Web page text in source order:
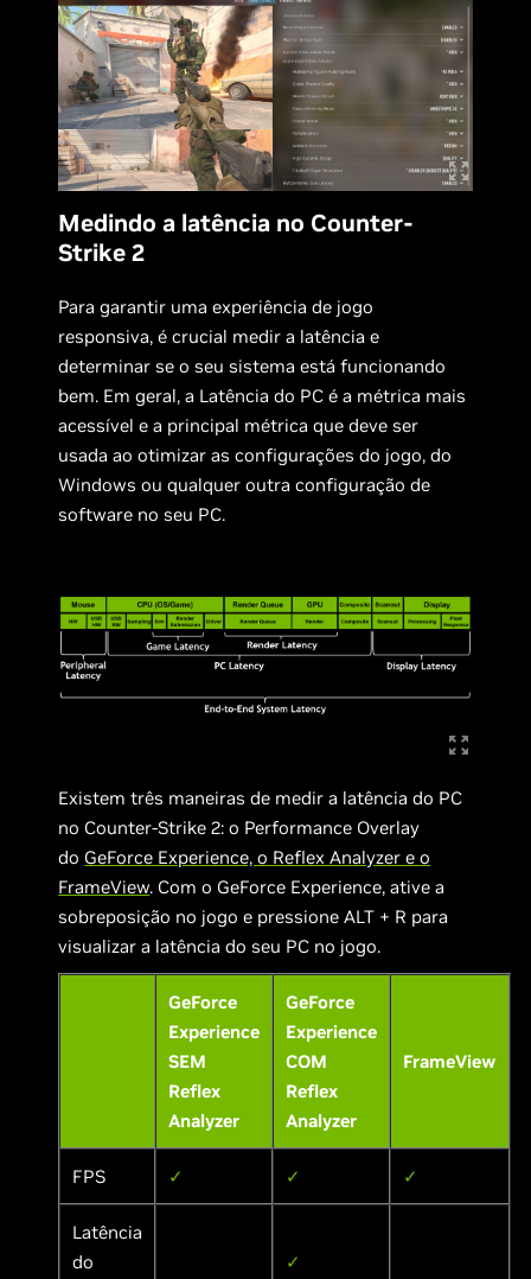
Medindo a latência no Counter-
Strike 2
Para garantir uma experiência de jogo
responsiva, é crucial medir a latência e
determinar se o seu sistema está funcionando
bem. Em geral, a Latência do PC é a métrica mais
acessível e a principal métrica que deve ser
usada ao otimizar as configurações do jogo, do
Windows ou qualquer outra configuração de
software no seu PC.
Existem três maneiras de medir a latência do PC
no Counter-Strike 2: o Performance Overlay
do GeForce Experience, o Reflex Analyzer eo
FrameView. Com o GeForce Experience, ative a
sobreposição no jogo e pressione ALT + R para
visualizar a latência do seu PC no jogo.
GeForce
Experience
SEM
Reflex
Analyzer
GeForce
Experience
COM
Reflex
Analyzer
FrameView
FPS ✓ ✓ ✓
Latência
do
✓